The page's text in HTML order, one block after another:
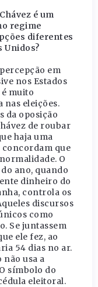
é um
regime
diferentes
Unidos?
em
nos Estados
muito
nas eleições.
da oposição
de roubar
haja uma
que
O
ano, quando
dinheiro do
controla os
discursos
como
Se juntassem
ele fez, ao
54 dias no ar.
não usa a
símbolo do
eleitoral.